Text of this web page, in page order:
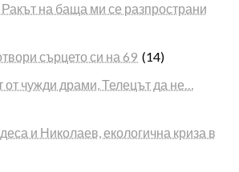
на баща ми се разпространи
сърцето си на 69 (14)
от чужди драми, Телецът да не…
и Николаев, екологична криза в